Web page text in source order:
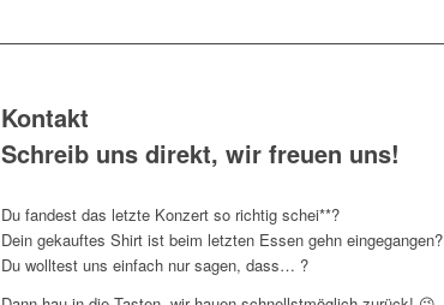
Kontakt
Schreib uns direkt, wir freuen uns!
Du fandest das letzte Konzert so richtig schei**?
Dein gekauftes Shirt ist beim letzten Essen gehn eingegangen?
Du wolltest uns einfach nur sagen, dass… ?